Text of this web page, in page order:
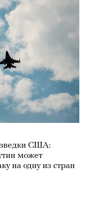
США:
может
на одну из стран